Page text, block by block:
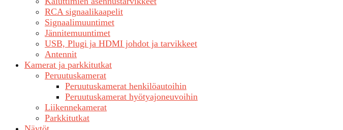
RCA signaalikaapelit
Signaalimuuntimet
Jännitemuuntimet
USB, Plugi ja HDMI johdot ja tarvikkeet
Antennit
Kamerat ja parkkitutkat
Peruutuskamerat
Peruutuskamerat henkilöautoihin
Peruutuskamerat hyötyajoneuvoihin
Liikennekamerat
Parkkitutkat